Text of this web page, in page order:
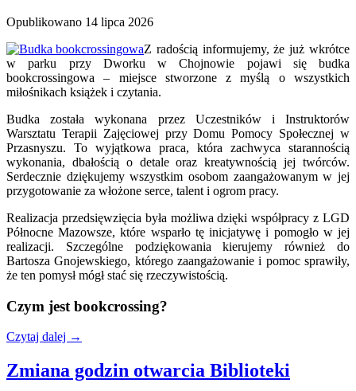
Opublikowano 14 lipca 2026
Z radością informujemy, że już wkrótce
w parku przy Dworku w Chojnowie pojawi się budka
bookcrossingowa – miejsce stworzone z myślą o wszystkich
miłośnikach książek i czytania.
Budka została wykonana przez Uczestników i Instruktorów
Warsztatu Terapii Zajęciowej przy Domu Pomocy Społecznej w
Przasnyszu. To wyjątkowa praca, która zachwyca starannością
wykonania, dbałością o detale oraz kreatywnością jej twórców.
Serdecznie dziękujemy wszystkim osobom zaangażowanym w jej
przygotowanie za włożone serce, talent i ogrom pracy.
Realizacja przedsięwzięcia była możliwa dzięki współpracy z LGD
Północne Mazowsze, które wsparło tę inicjatywę i pomogło w jej
realizacji. Szczególne podziękowania kierujemy również do
Bartosza Gnojewskiego, którego zaangażowanie i pomoc sprawiły,
że ten pomysł mógł stać się rzeczywistością.
Czym jest bookcrossing?
Czytaj dalej →
Zmiana godzin otwarcia Biblioteki